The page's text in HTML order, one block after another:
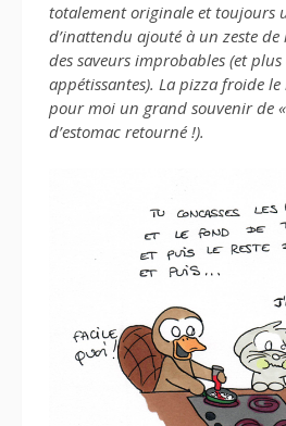
totalement originale et toujours
d’inattendu ajouté à un zeste de
des saveurs improbables (et
appétissantes). La pizza froide
pour moi un grand souvenir de
d’estomac retourné !).